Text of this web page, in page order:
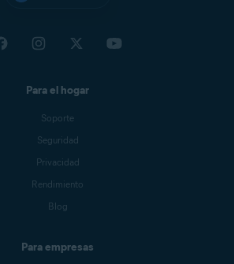
Para el hogar
Soporte
Seguridad
Privacidad
Rendimiento
Blog
Para empresas